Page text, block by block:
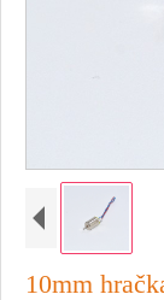
10mm